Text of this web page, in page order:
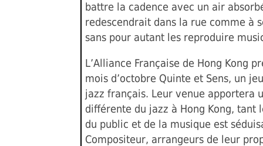
battre la cadence avec un air
redescendrait dans la rue comme à
sans pour autant les reproduire
L’Alliance Française de Hong Kong
mois d’octobre Quinte et Sens, un
jazz français. Leur venue apportera
différente du jazz à Hong Kong, tant
du public et de la musique est
Compositeur, arrangeurs de leur